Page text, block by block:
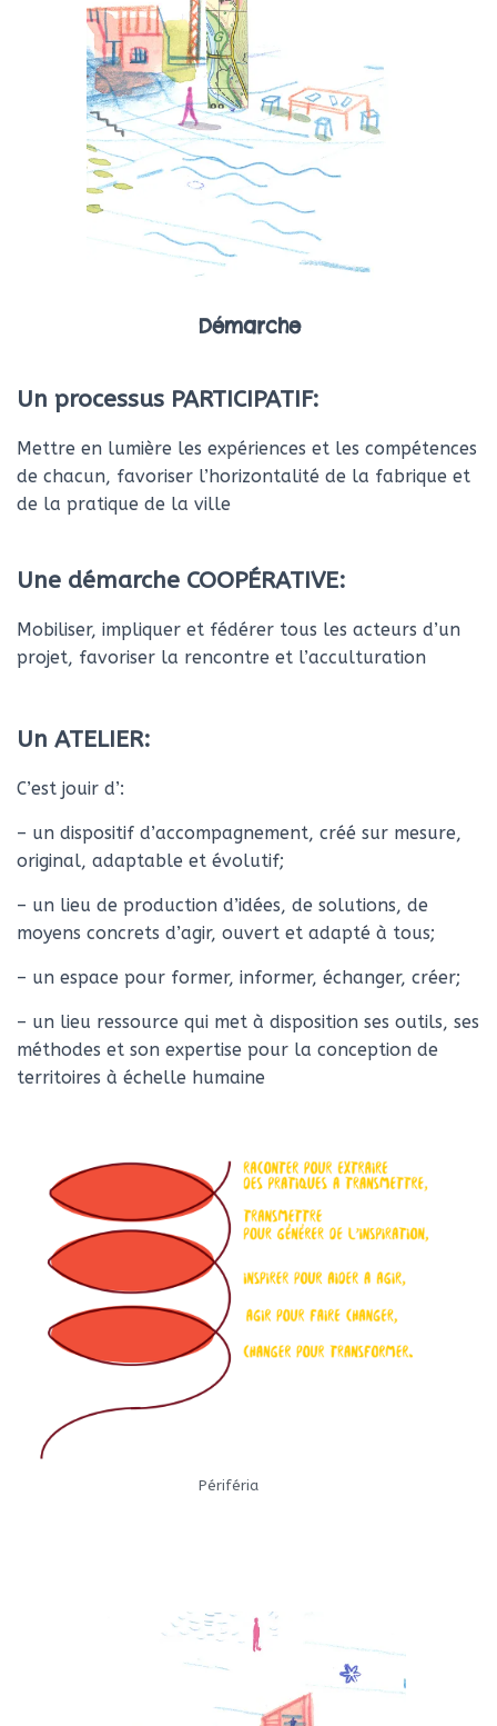
Démarche
Un processus PARTICIPATIF:
Mettre en lumière les expériences et les compétences
de chacun, favoriser l’horizontalité de la fabrique et
de la pratique de la ville
Une démarche COOPÉRATIVE:
Mobiliser, impliquer et fédérer tous les acteurs d’un
projet, favoriser la rencontre et l’acculturation
Un ATELIER:
C’est jouir d’:
– un dispositif d’accompagnement, créé sur mesure,
original, adaptable et évolutif;
– un lieu de production d’idées, de solutions, de
moyens concrets d’agir, ouvert et adapté à tous;
– un espace pour former, informer, échanger, créer;
– un lieu ressource qui met à disposition ses outils, ses
méthodes et son expertise pour la conception de
territoires à échelle humaine
Périféria